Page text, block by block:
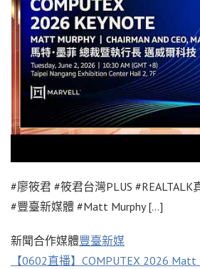
#廖筱君 #筱君台灣PLUS
#豐臺新媒體 #Matt Murphy […]
新聞合作媒體豐臺新媒
【0602直播】COMPUTEX 2026 Matt